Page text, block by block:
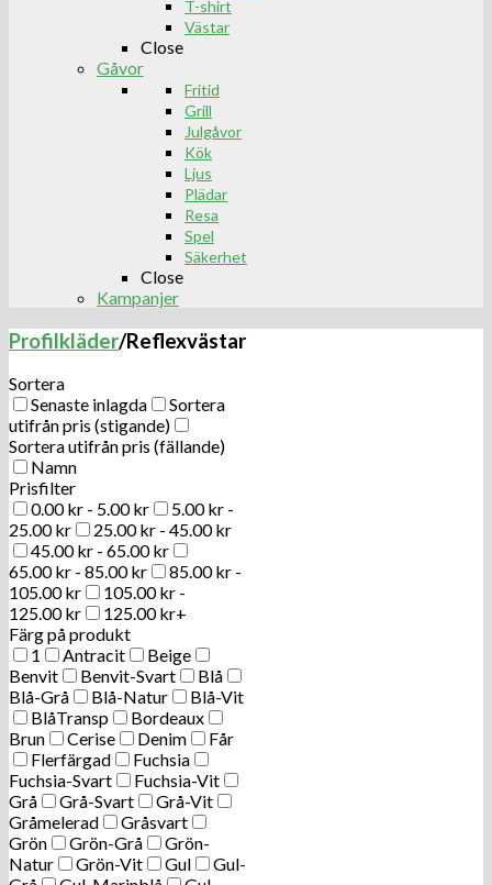
T-shirt
Västar
Close
Gåvor
Fritid
Grill
Julgåvor
Kök
Ljus
Plädar
Resa
Spel
Säkerhet
Close
Kampanjer
Profilkläder/Reflexvästar
Sortera
Senaste inlagda
Sortera
utifrån pris (stigande)
Sortera utifrån pris (fällande)
Namn
Prisfilter
0.00kr - 5.00kr 5.00kr -
25.00kr 25.00kr - 45.00kr
45.00kr - 65.00kr
65.00kr - 85.00kr 85.00kr -
105.00kr 105.00kr -
125.00kr 125.00kr+
Färg på produkt
1
Antracit
Beige
Benvit
Benvit-Svart
Blå
Blå-Grå
Blå-Natur
Blå-Vit
BlåTransp
Bordeaux
Brun
Cerise Denim
Får
Flerfärgad
Fuchsia
Fuchsia-Svart
Fuchsia-Vit
Grå
Grå-Svart
Grå-Vit
Gråmelerad
Gråsvart
Grön
Grön-Grå
Grön-
Natur
Grön-Vit Gul
Gul-